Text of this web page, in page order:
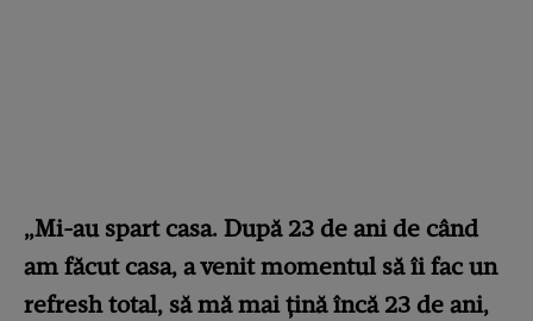
„Mi-au spart casa. După 23 de ani de când
am făcut casa, a venit momentul să îi fac un
refresh total, să mă mai țină încă 23 de ani,